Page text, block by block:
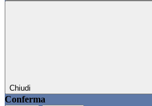
Chiudi
Conferma